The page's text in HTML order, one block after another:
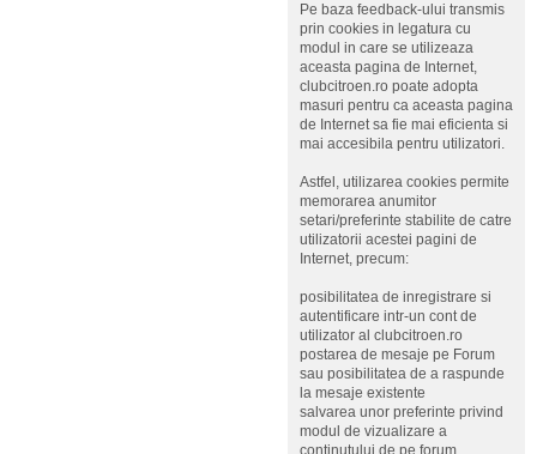
Pe baza feedback-ului transmis
prin cookies in legatura cu
modul in care se utilizeaza
aceasta pagina de Internet,
clubcitroen.ro poate adopta
masuri pentru ca aceasta pagina
de Internet sa fie mai eficienta si
mai accesibila pentru utilizatori.
Astfel, utilizarea cookies permite
memorarea anumitor
setari/preferinte stabilite de catre
utilizatorii acestei pagini de
Internet, precum:
posibilitatea de inregistrare si
autentificare intr-un cont de
utilizator al clubcitroen.ro
postarea de mesaje pe Forum
sau posibilitatea de a raspunde
la mesaje existente
salvarea unor preferinte privind
modul de vizualizare a
continutului de pe forum